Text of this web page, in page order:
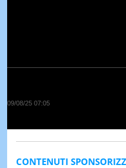
09/08/25 07:05